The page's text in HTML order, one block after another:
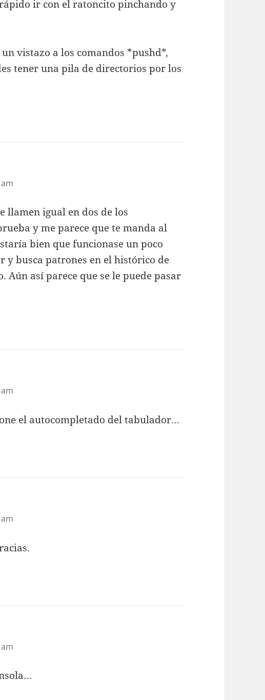
ir con el ratoncito pinchando y
vistazo a los comandos *pushd*,
tener una pila de directorios por los
llamen igual en dos de los
y me parece que te manda al
bien que funcionase un poco
y busca patrones en el histórico de
Aún así parece que se le puede pasar
el autocompletado del tabulador…